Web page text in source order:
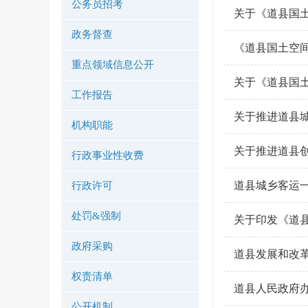
公务员招考
政务督查
重点领域信息公开
工作报告
机构职能
行政事业性收费
行政许可
处罚&强制
政府采购
权责清单
关于《道县国
《道县国土空
关于《道县国
关于推进道县
关于推进道县
道县城乡客运
关于印发《道
道县发展和改
道县人民政府